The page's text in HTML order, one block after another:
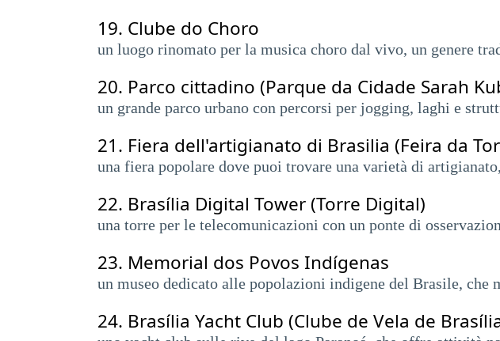
19. Clube do Choro
un luogo rinomato per la musica choro dal vivo, un genere
20. Parco cittadino (Parque da Cidade Sarah
un grande parco urbano con percorsi per jogging, laghi e
21. Fiera dell'artigianato di Brasilia (Feira da
una fiera popolare dove puoi trovare una varietà di
22. Brasília Digital Tower (Torre Digital)
una torre per le telecomunicazioni con un ponte di
23. Memorial dos Povos Indígenas
un museo dedicato alle popolazioni indigene del Brasile, che
24. Brasília Yacht Club (Clube de Vela de